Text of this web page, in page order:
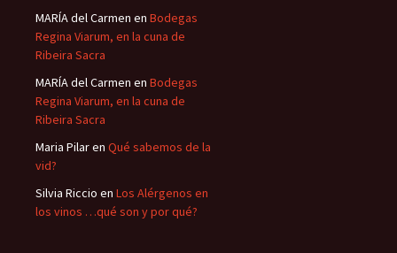
MARÍA del Carmen en Bodegas
Regina Viarum, en la cuna de
Ribeira Sacra
MARÍA del Carmen en Bodegas
Regina Viarum, en la cuna de
Ribeira Sacra
Maria Pilaren Qué sabemos de la
vid?
Silvia Riccio en Los Alérgenos en
los vinos …qué son y por qué?